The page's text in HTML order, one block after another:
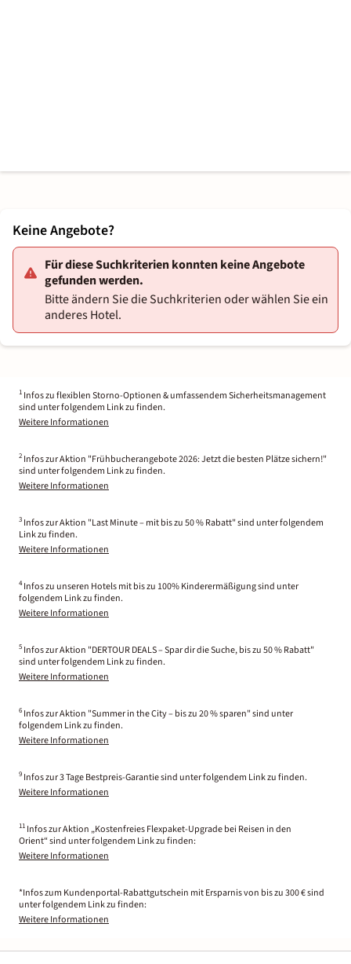
Keine Angebote?
Für diese Suchkriterien konnten keine Angebote
gefunden werden.
Bitte ändern Sie die Suchkriterien oder wählen Sie ein
anderes Hotel.
1 Infos zu flexiblen Storno-Optionen & umfassendem Sicherheitsmanagement
sind unter folgendem Link zu finden.
Weitere Informationen
2 Infos zur Aktion "Frühbucherangebote 2026: Jetzt die besten Plätze sichern!"
sind unter folgendem Link zu finden.
Weitere Informationen
3 Infos zur Aktion "Last Minute – mit bis zu 50 % Rabatt" sind unter folgendem
Link zu finden.
Weitere Informationen
4 Infos zu unseren Hotels mit bis zu 100% Kinderermäßigung sind unter
folgendem Link zu finden.
Weitere Informationen
5 Infos zur Aktion "DERTOUR DEALS – Spar dir die Suche, bis zu 50 % Rabatt"
sind unter folgendem Link zu finden.
Weitere Informationen
6 Infos zur Aktion "Summer in the City – bis zu 20 % sparen" sind unter
folgendem Link zu finden.
Weitere Informationen
9 Infos zur 3 Tage Bestpreis-Garantie sind unter folgendem Link zu finden.
Weitere Informationen
11 Infos zur Aktion „Kostenfreies Flexpaket-Upgrade bei Reisen in den
Orient“ sind unter folgendem Link zu finden:
Weitere Informationen
*Infos zum Kundenportal-Rabattgutschein mit Ersparnis von bis zu 300 € sind
unter folgendem Link zu finden:
Weitere Informationen